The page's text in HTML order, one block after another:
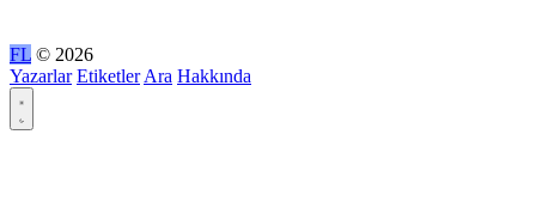
FL © 2026
Yazarlar Etiketler Ara Hakkında